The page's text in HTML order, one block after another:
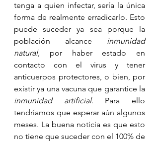
tenga a quien infectar, sería la única
forma de realmente erradicarlo. Esto
puede suceder ya sea porque la
población alcance inmunidad
natural, por haber estado en
contacto con el virus y tener
anticuerpos protectores, o bien, por
inmunidad artificial. Para ello
tendríamos que esperar aún algunos
meses. La buena noticia es que esto
no tiene que suceder con el 100% de